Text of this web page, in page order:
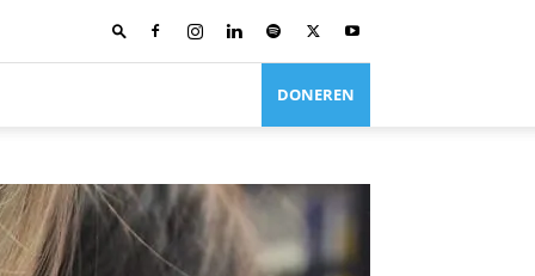
DONEREN